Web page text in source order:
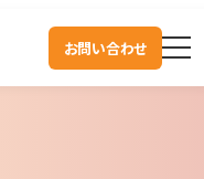
お問い合わせ